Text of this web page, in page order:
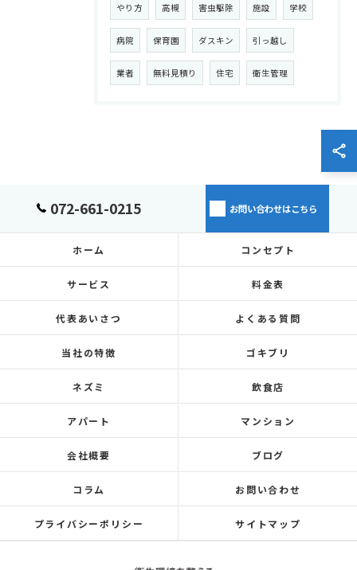
やり方 高槻 害虫駆除 施設 学校
病院 保育園 ダスキン 引っ越し
業者 無料見積り 住宅 衛生管理
072-661-0215 お問い合わせはこちら
ホーム コンセプト
サービス 料金表
代表あいさつ よくある質問
当社の特徴 ゴキブリ
ネズミ 飲食店
アパート マンション
会社概要 ブログ
コラム お問い合わせ
プライバシーポリシー サイトマップ